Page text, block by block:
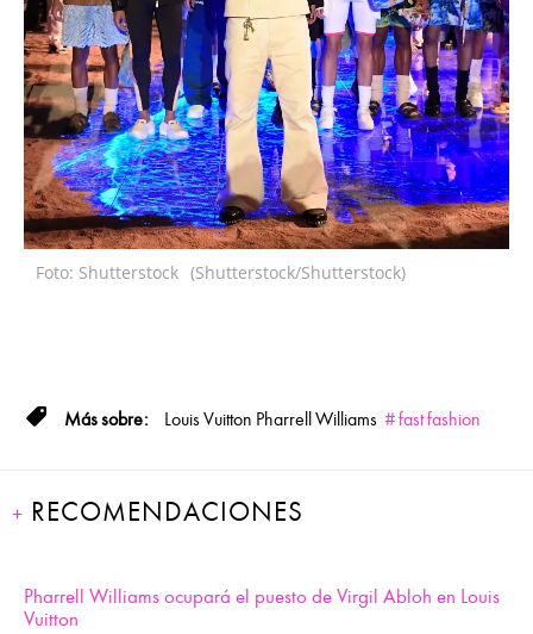
Foto: Shutterstock (Shutterstock/Shutterstock)
Louis Vuitton Pharrell Williams fast fashion
RECOMENDACIONES
Pharrell Williams ocupará el puesto de Virgil Abloh en Louis
Vuitton